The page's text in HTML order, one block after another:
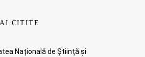
CITITE
Națională de Știință și